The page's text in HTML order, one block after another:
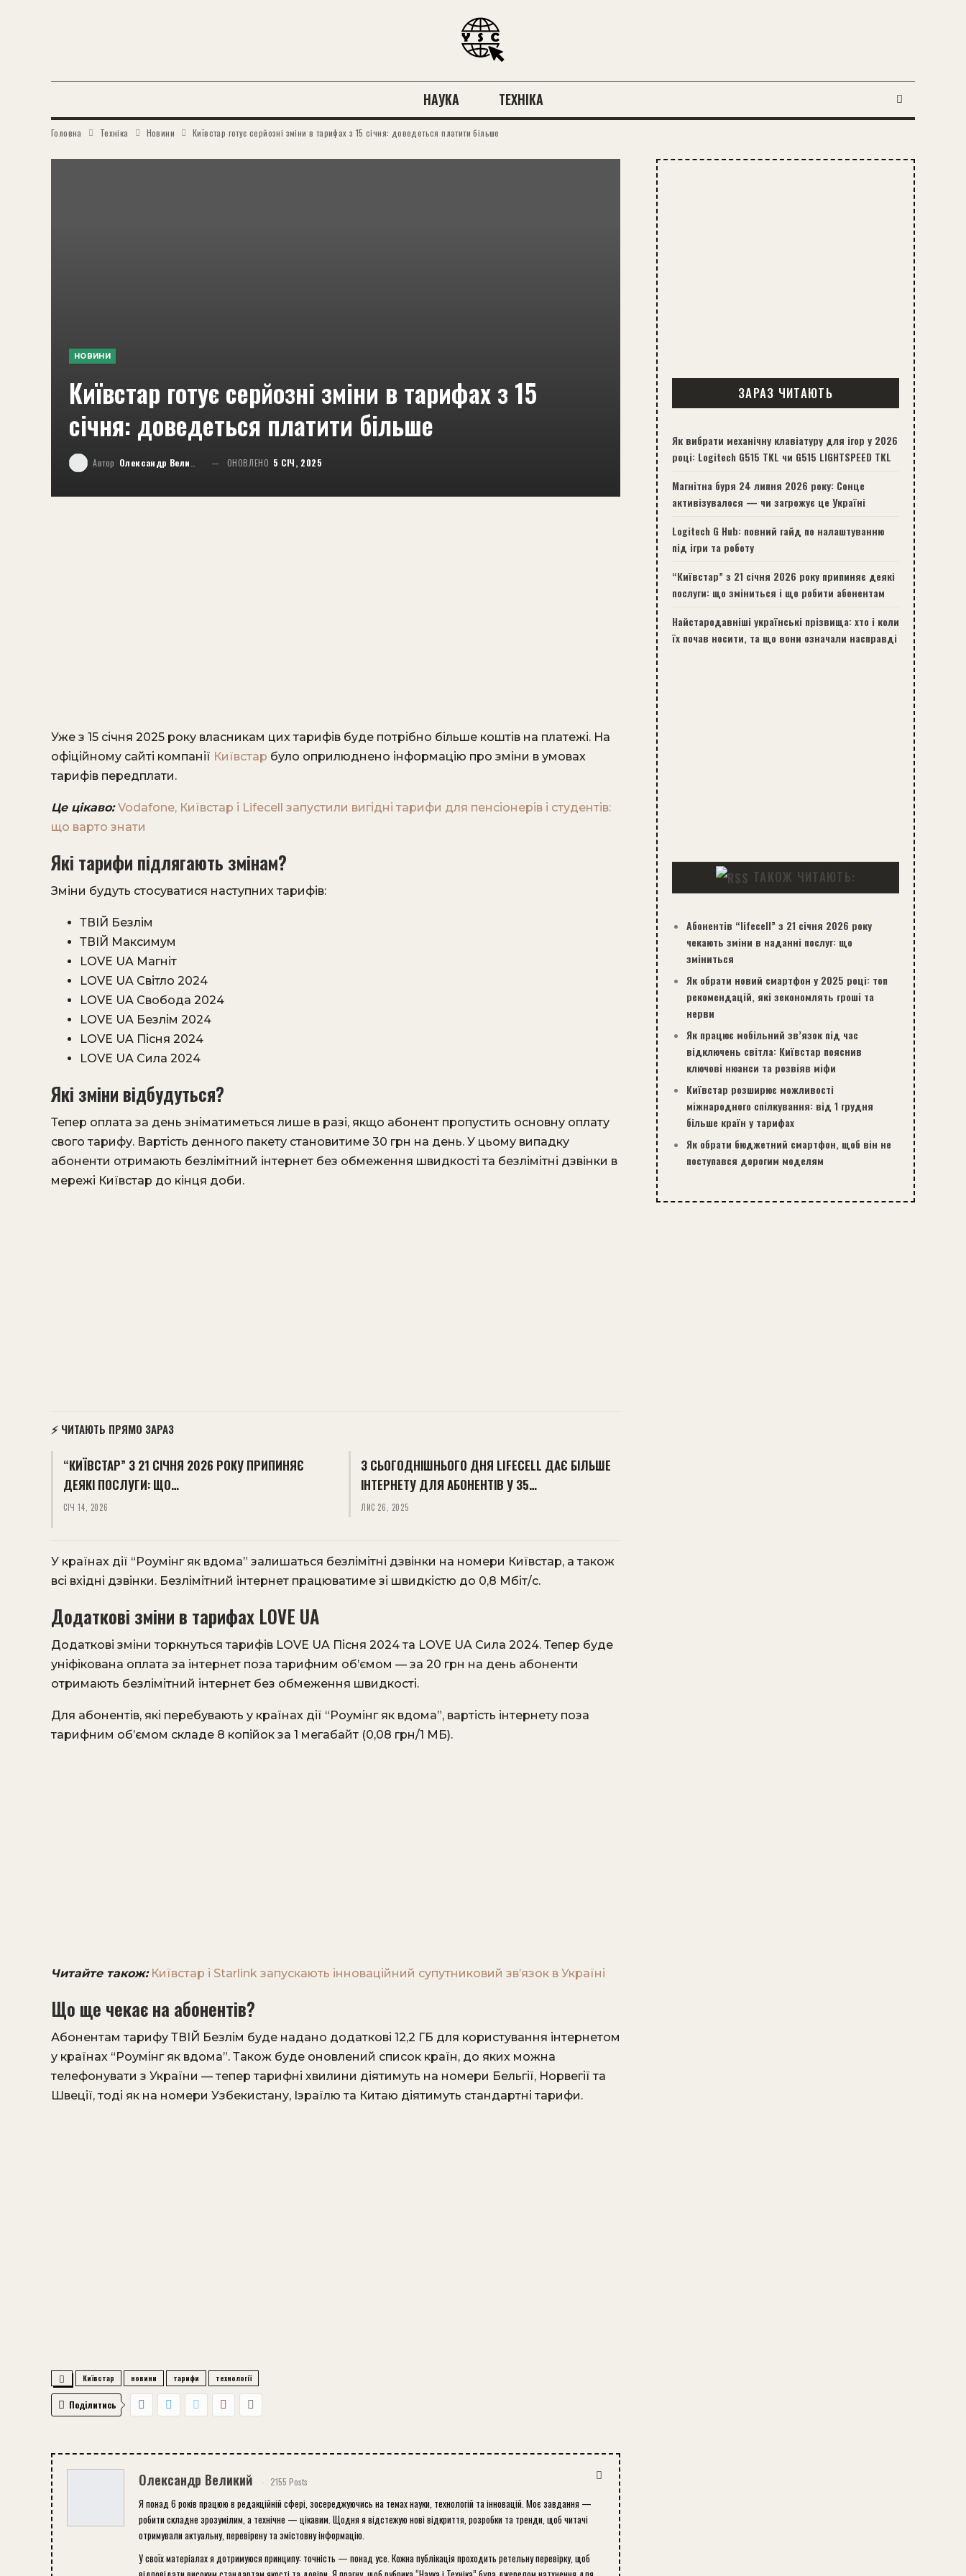
НАУКА ТЕХНІКА
Головна Техніка Новини Київстар готує серйозні зміни в тарифах з 15 січня: доведеться платити більше
НОВИНИ
Київстар готує серйозні зміни в тарифах з 15
січня: доведеться платити більше
Автор Олександр Великий ОНОВЛЕНО 5 СІЧ, 2025
Уже з 15 січня 2025 року власникам цих тарифів буде потрібно більше коштів на платежі. На
офіційному сайті компанії Київстар було оприлюднено інформацію про зміни в умовах
тарифів передплати.
Це цікаво:Vodafone, Київстар і Lifecell запустили вигідні тарифи для пенсіонерів і студентів:
що варто знати
Які тарифи підлягають змінам?
Зміни будуть стосуватися наступних тарифів:
ТВІЙ Безлім
ТВІЙ Максимум
LOVE UA Магніт
LOVE UA Світло 2024
LOVE UA Свобода 2024
LOVE UA Безлім 2024
LOVE UA Пісня 2024
LOVE UA Сила 2024
Які зміни відбудуться?
Тепер оплата за день зніматиметься лише в разі, якщо абонент пропустить основну оплату
свого тарифу. Вартість денного пакету становитиме 30 грн на день. У цьому випадку
абоненти отримають безлімітний інтернет без обмеження швидкості та безлімітні дзвінки в
мережі Київстар до кінця доби.
⚡ ЧИТАЮТЬ ПРЯМО ЗАРАЗ
“КИЇВСТАР” З 21 СІЧНЯ 2026 РОКУ ПРИПИНЯЄ
ДЕЯКІ ПОСЛУГИ: ЩО…
СІЧ 14, 2026
З СЬОГОДНІШНЬОГО ДНЯ LIFECELL ДАЄ БІЛЬШЕ
ІНТЕРНЕТУ ДЛЯ АБОНЕНТІВ У 35…
ЛИС 26, 2025
У країнах дії “Роумінг як вдома” залишаться безлімітні дзвінки на номери Київстар, а також
всі вхідні дзвінки. Безлімітний інтернет працюватиме зі швидкістю до 0,8 Мбіт/с.
Додаткові зміни в тарифах LOVE UA
Додаткові зміни торкнуться тарифів LOVE UA Пісня 2024 та LOVE UA Сила 2024. Тепер буде
уніфікована оплата за інтернет поза тарифним об’ємом — за 20 грн на день абоненти
отримають безлімітний інтернет без обмеження швидкості.
Для абонентів, які перебувають у країнах дії “Роумінг як вдома”, вартість інтернету поза
тарифним об’ємом складе 8 копійок за 1 мегабайт (0,08 грн/1 МБ).
Читайте також: Київстар і Starlink запускають інноваційний супутниковий зв’язок в Україні
Що ще чекає на абонентів?
Абонентам тарифу ТВІЙ Безлім буде надано додаткові 12,2 ГБ для користування інтернетом
у країнах “Роумінг як вдома”. Також буде оновлений список країн, до яких можна
телефонувати з України — тепер тарифні хвилини діятимуть на номери Бельгії, Норвегії та
Швеції, тоді як на номери Узбекистану, Ізраїлю та Китаю діятимуть стандартні тарифи.
Київстар новини тарифи технології
Поділитись
Олександр Великий 2155 Posts
Я понад 6 років працюю в редакційній сфері, зосереджуючись на темах науки, технологій та інновацій. Моє завдання —
робити складне зрозумілим, а технічне — цікавим. Щодня я відстежую нові відкриття, розробки та тренди, щоб читачі
отримували актуальну, перевірену та змістовну інформацію.
У своїх матеріалах я дотримуюся принципу: точність — понад усе. Кожна публікація проходить ретельну перевірку, щоб
ЗАРАЗ ЧИТАЮТЬ
Як вибрати механічну клавіатуру для ігор у 2026
році: Logitech G515 TKL чи G515 LIGHTSPEED TKL
Магнітна буря 24 липня 2026 року: Сонце
активізувалося — чи загрожує це Україні
Logitech G Hub: повний гайд по налаштуванню
під ігри та роботу
“Київстар” з 21 січня 2026 року припиняє деякі
послуги: що зміниться і що робити абонентам
Найстародавніші українські прізвища: хто і коли
їх почав носити, та що вони означали насправді
ТАКОЖ ЧИТАЮТЬ:
Абонентів “lifecell” з 21 січня 2026 року
чекають зміни в наданні послуг: що
зміниться
Як обрати новий смартфон у 2025 році: топ
рекомендацій, які зекономлять гроші та
нерви
Як працює мобільний зв’язок під час
відключень світла: Київстар пояснив
ключові нюанси та розвіяв міфи
Київстар розширює можливості
міжнародного спілкування: від 1 грудня
більше країн у тарифах
Як обрати бюджетний смартфон, щоб він не
поступався дорогим моделям